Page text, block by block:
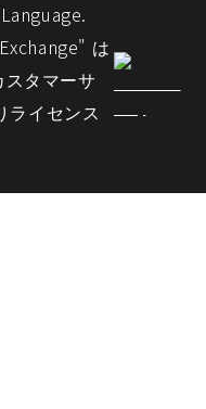
は
タマーサ
ライセンス